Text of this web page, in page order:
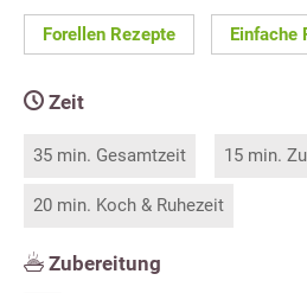
Forellen Rezepte Einfache
Zeit
35 min. Gesamtzeit 15 min.
20 min. Koch & Ruhezeit
Zubereitung